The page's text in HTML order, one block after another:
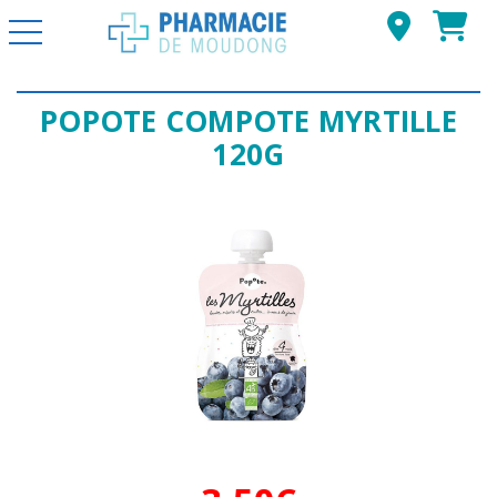
Basculer la navigation
POPOTE COMPOTE MYRTILLE
120G